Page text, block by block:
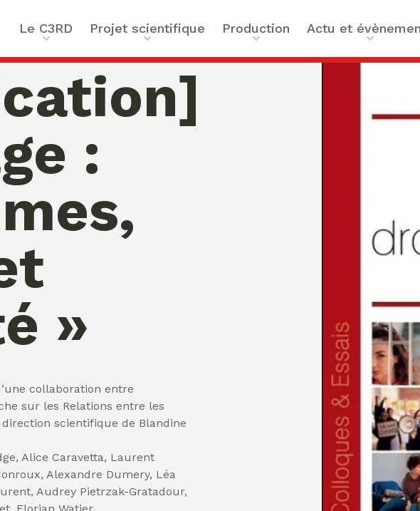
Le C3RD
nous ?
& familles
& ESG, Sustainability
– ECCE
Projet scientifique
Le projet scientifique
Vulnérabilités
Numérique et Technologies
Sécurité : Approches Critiques et
Ethique des Organisations
Production
Ouvrages
Articles et contributions
Activités de valorisation
Actu et
Actualités
Masterclass Global
:
»
collaboration entre
sur les Relations entre les
direction scientifique de Blandine
Alice Caravetta, Laurent
Alexandre Dumery, Léa
Audrey Pietrzak-Gratadour,